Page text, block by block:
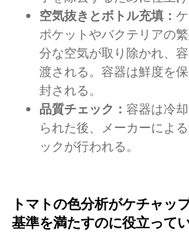
空気抜きとボトル充填：
ポケットやバクテリアの
分な空気が取り除かれ、
渡される。容器は鮮度を
封される。
品質チェック： 容器は冷
られた後、メーカーによ
ックが行われる。
トマトの色分析がケチャッ
基準を満たすのに役立って